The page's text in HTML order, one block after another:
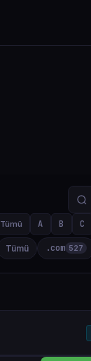
Tümü A B C
Tümü .com 527